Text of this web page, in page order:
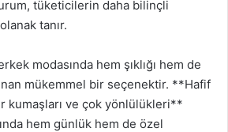
tüketicilerin daha bilinçli
tanır.
modasında hem şıklığı hem de
mükemmel bir seçenektir. **Hafif
kumaşları ve çok yönlülükleri**
hem günlük hem de özel